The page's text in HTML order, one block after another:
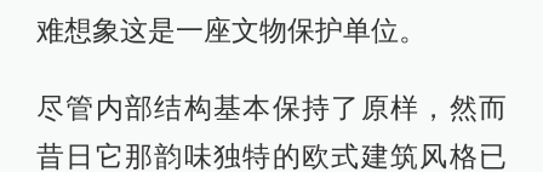
难想象这是一座文物保护单位。
尽管内部结构基本保持了原样，然而
昔日它那韵味独特的欧式建筑风格已